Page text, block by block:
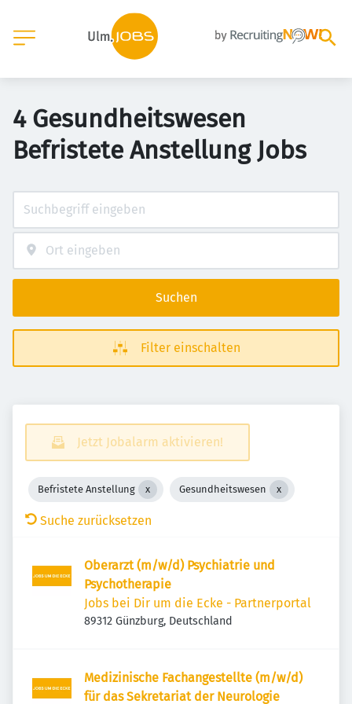
4 Gesundheitswesen
Befristete Anstellung Jobs
Suchen
Filter einschalten
Jetzt Jobalarm aktivieren!
Befristete Anstellung Gesundheitswesen
Suche zurücksetzen
Oberarzt (m/w/d) Psychiatrie und
Psychotherapie
Jobs bei Dir um die Ecke - Partnerportal
89312 Günzburg, Deutschland
Medizinische Fachangestellte (m/w/d)
für das Sekretariat der Neurologie